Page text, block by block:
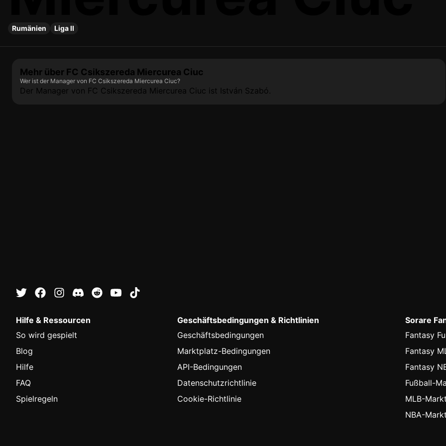
Rumänien Liga II
Mehr über FC Csikszereda Miercurea Ciuc
Wer ist der Manager von FC Csikszereda Miercurea Ciuc?
Der Manager von FC Csikszereda Miercurea Ciuc ist István Szabó.
Hilfe & Ressourcen
So wird gespielt
Blog
Hilfe
FAQ
Spielregeln
Geschäftsbedingungen & Richtlinien
Geschäftsbedingungen
Marktplatz-Bedingungen
API-Bedingungen
Datenschutzrichtlinie
Cookie-Richtlinie
Sorare
Fantasy
Fantasy
Fantasy
Fußball-
MLB-
NBA-